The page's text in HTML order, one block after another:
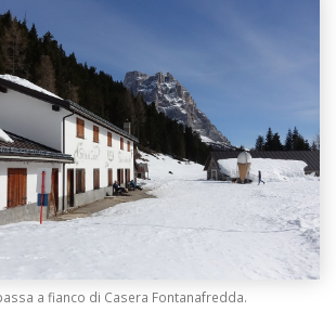
a fianco di Casera Fontanafredda.